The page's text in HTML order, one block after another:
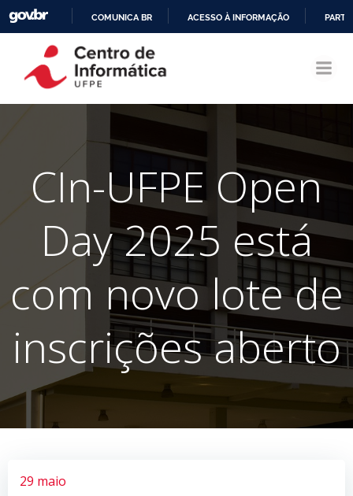
CONTEÚDO
COMUNICA BR ACESSO À INFORMAÇÃO
CIn-UFPE Open
Day 2025 está
com novo lote de
inscrições aberto
29 maio